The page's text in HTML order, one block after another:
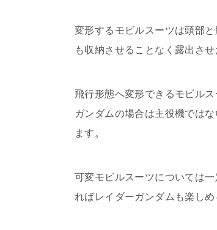
変形するモビルスーツは頭部
も収納させることなく露出さ
飛行形態へ変形できるモビル
ガンダムの場合は主役機では
ます。
可変モビルスーツについては
ればレイダーガンダムも楽し